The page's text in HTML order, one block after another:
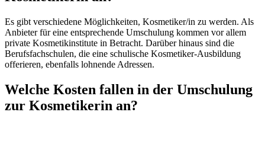
Es gibt verschiedene Möglichkeiten, Kosmetiker/in zu werden. Als
Anbieter für eine entsprechende Umschulung kommen vor allem
private Kosmetikinstitute in Betracht. Darüber hinaus sind die
Berufsfachschulen, die eine schulische Kosmetiker-Ausbildung
offerieren, ebenfalls lohnende Adressen.
Welche Kosten fallen in der Umschulung
zur Kosmetikerin an?